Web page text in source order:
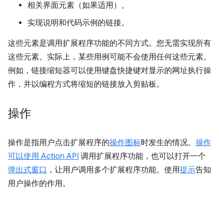
相关界面元素（如果适用）。
实现说明和代码示例的链接。
这些元素是调用扩展程序功能的不同方式。您无需实现所有
这些元素。实际上，某些用例可能不会使用任何这些元素。
例如，链接缩短器可以使用键盘快捷键对显示的网址执行操
作，并以编程方式将缩短的链接放入剪贴板。
操作
操作是指用户点击扩展程序的操作图标时发生的情况。 操作
可以使用 Action API 调用扩展程序功能，也可以打开一个
弹出式窗口 ，让用户调用多个扩展程序功能。使用提示告知
用户操作的作用。